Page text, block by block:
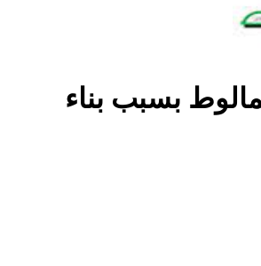
بسبب بناء